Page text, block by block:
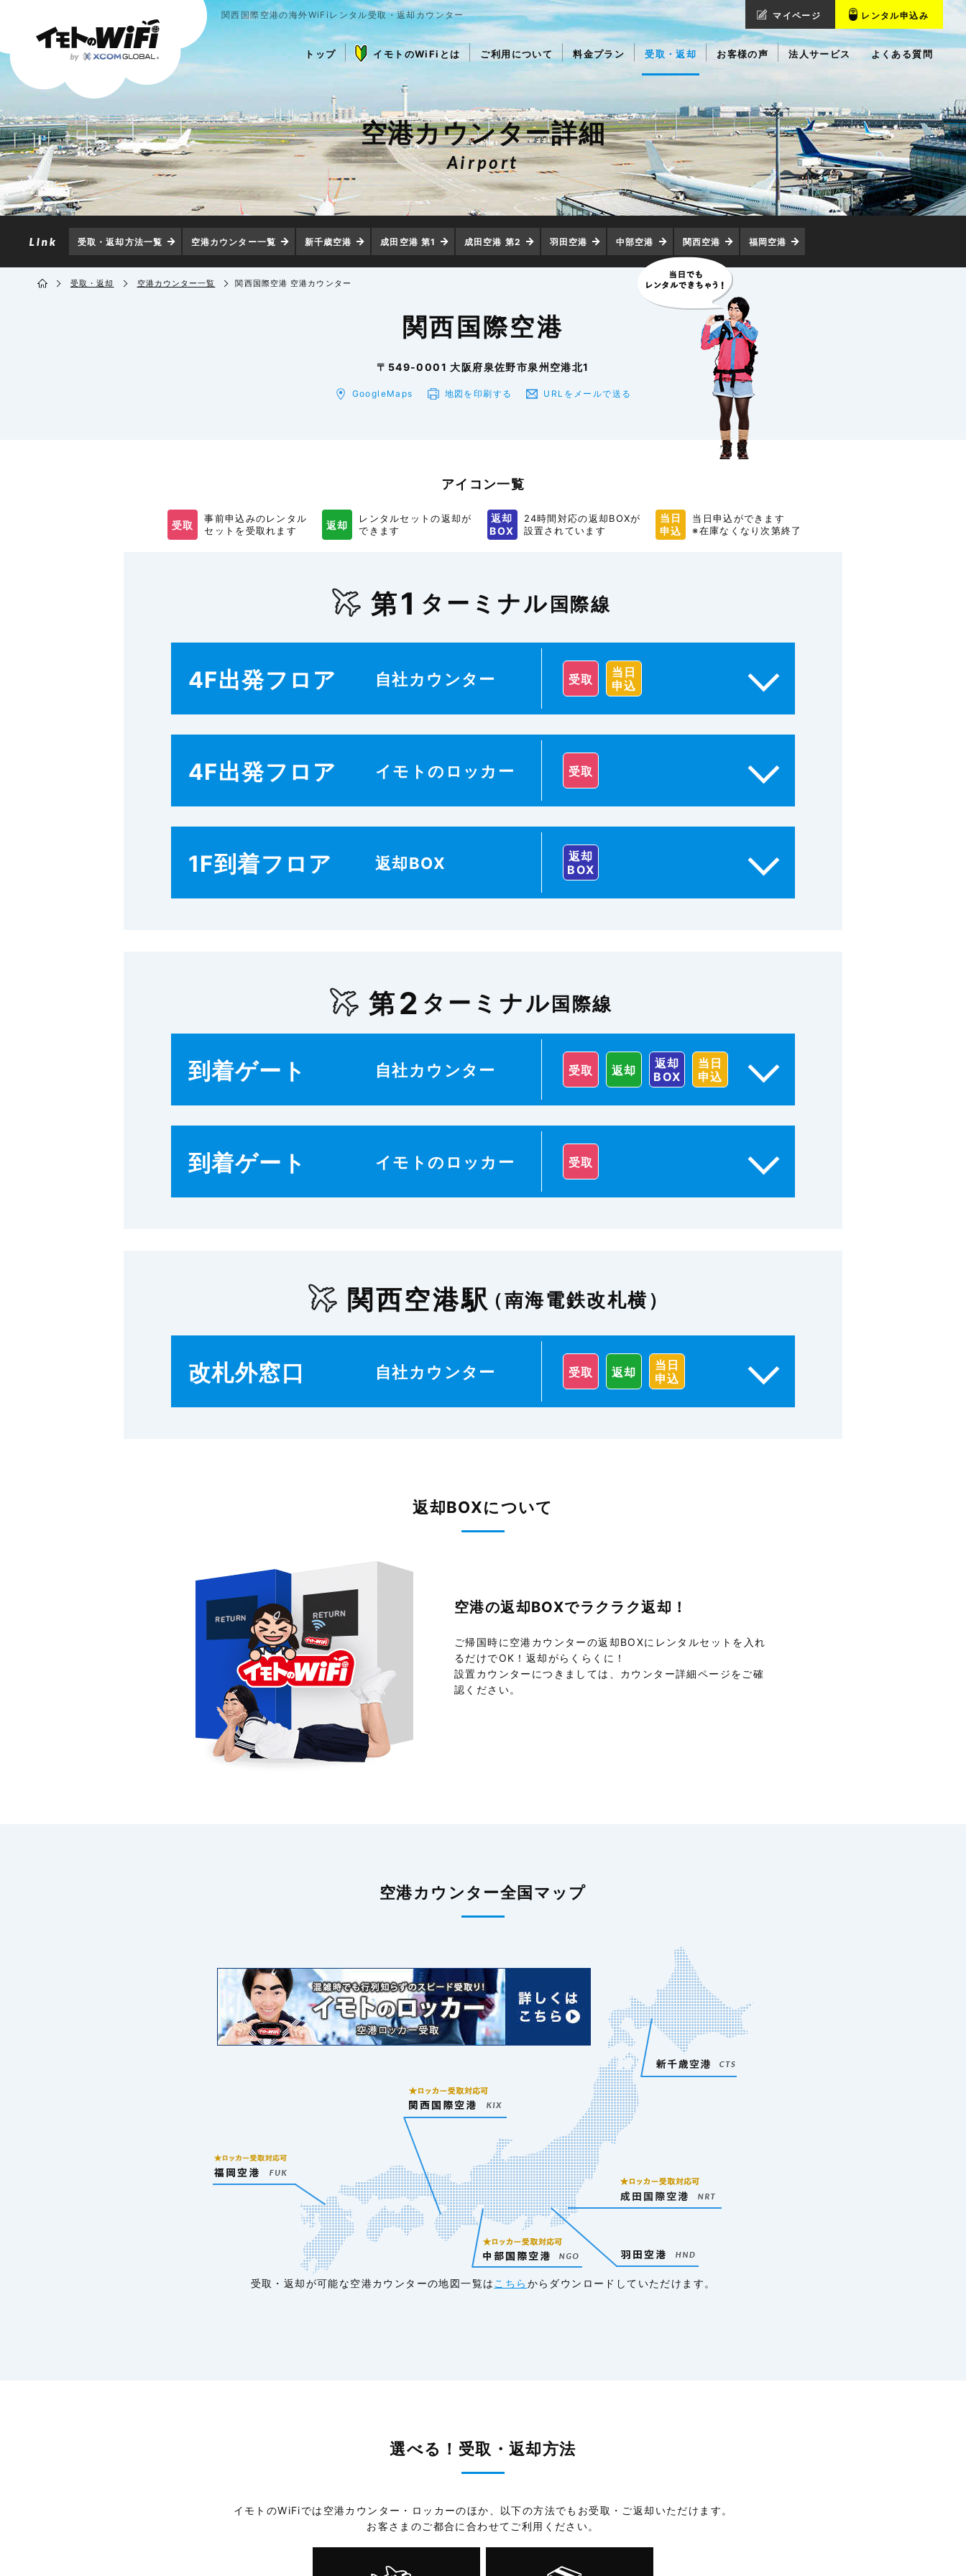
関西国際空港の海外WiFiレンタル受取・返却カウンター マイページ レンタル申込み
トップ イモトのWiFiとは ご利用について 料金プラン 受取・返却 お客様の声 法人サービス よくある質問
空港カウンター詳細
Airport
受取・返却方法一覧 空港カウンター一覧 新千歳空港 成田空港 第1 成田空港 第2 羽田空港 中部空港 関西空港 福岡空港
受取・返却 空港カウンター一覧 関西国際空港 空港カウンター
関西国際空港
〒549-0001 大阪府泉佐野市泉州空港北1
GoogleMaps 地図を印刷する URLをメールで送る
アイコン一覧
受取
事前申込みのレンタル
セットを受取れます
返却
レンタルセットの返却が
できます
返却
BOX
24時間対応の返却BOXが
設置されています
当日
申込
当日申込ができます
※在庫なくなり次第終了
第1 ターミナル 国際線
4F出発フロア 自社カウンター 受取
当日
申込
4F出発フロア イモトのロッカー 受取
1F到着フロア 返却BOX
返却
BOX
第2 ターミナル 国際線
到着ゲート 自社カウンター 受取 返却
返却
BOX
当日
申込
到着ゲート イモトのロッカー 受取
関西空港駅（南海電鉄改札横）
改札外窓口 自社カウンター 受取 返却
当日
申込
返却BOXについて
空港の返却BOXでラクラク返却！
ご帰国時に空港カウンターの返却BOXにレンタルセットを入れ
るだけでOK！返却がらくらくに！
設置カウンターにつきましては、カウンター詳細ページをご確
認ください。
空港カウンター全国マップ
受取・返却が可能な空港カウンターの地図一覧は こちら からダウンロードしていただけます。
選べる！受取・返却方法
イモトのWiFiでは空港カウンター・ロッカーのほか、以下の方法でもお受取・ご返却いただけます。
お客さまのご都合に合わせてご利用ください。